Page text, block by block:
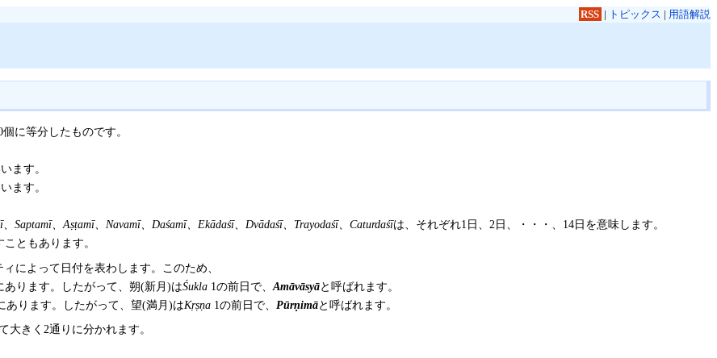
RSS | トピックス | 用語解説
に等分したものです。
ます。
ます。
Saptamī、Aṣṭamī、Navamī、Daśamī、Ekādaśī、Dvādaśī、Trayodaśī、Caturdaśīは、それぞれ1日、2日、・・・、14日を意味します。
ともあります。
によって日付を表わします。このため、
ります。したがって、朔(新月)はŚukla 1の前日で、 Amāvāsyāと呼ばれます。
あります。したがって、望(満月)はKṛṣṇa 1の前日で、 Pūrṇimāと呼ばれます。
きく2通りに分かれます。